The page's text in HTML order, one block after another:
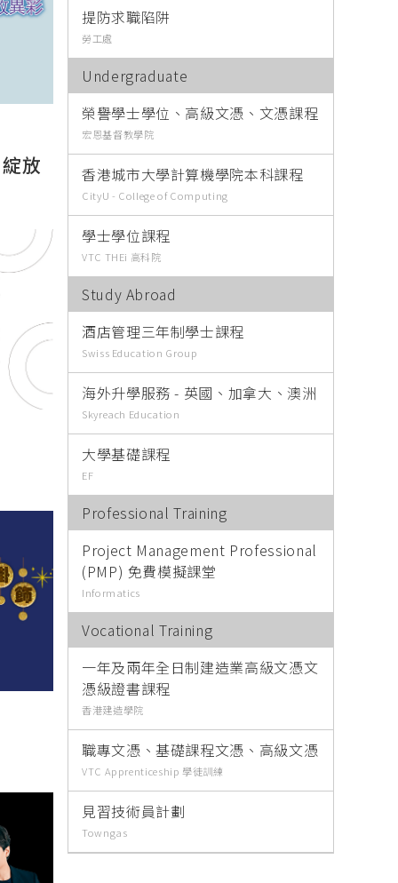
進修生活 Sep / Oct 2022
網上揭頁版
放
提防求職陷阱
勞工處
Undergraduate
榮譽學士學位、高級文憑、文憑課程
宏恩基督教學院
香港城市大學計算機學院本科課程
CityU - College of Computing
學士學位課程
VTC THEi 高科院
Study Abroad
酒店管理三年制學士課程
Swiss Education Group
海外升學服務 - 英國、加拿大、澳洲
Skyreach Education
大學基礎課程
EF
Professional Training
Project Management Professional
(PMP) 免費模擬課堂
Informatics
Vocational Training
一年及兩年全日制建造業高級文憑文
憑級證書課程
香港建造學院
職專文憑、基礎課程文憑、高級文憑
VTC Apprenticeship 學徒訓練
見習技術員計劃
Towngas